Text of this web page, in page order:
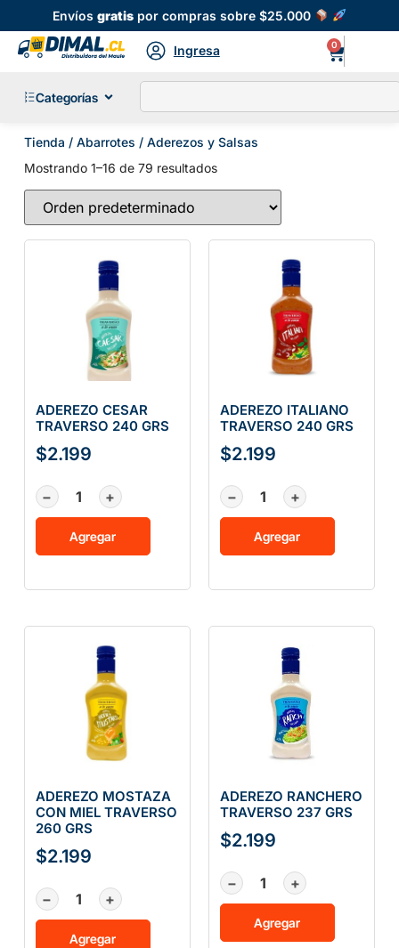
Envíosgratis por compras sobre $25.000
Ingresa 0
Categorías
Tienda / Abarrotes / Aderezos y Salsas
Mostrando 1–16 de 79 resultados
ADEREZO CESAR
TRAVERSO 240 GRS
$2.199
− +
Agregar
ADEREZO ITALIANO
TRAVERSO 240 GRS
$2.199
− +
Agregar
ADEREZO MOSTAZA
CON MIEL TRAVERSO
260 GRS
$2.199
− +
Agregar
ADEREZO RANCHERO
TRAVERSO 237 GRS
$2.199
− +
Agregar